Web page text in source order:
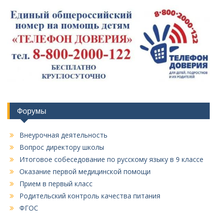
Форумы
Внеурочная деятельность
Вопрос директору школы
Итоговое собеседование по русскому языку в 9 классе
Оказание первой медицинской помощи
Прием в первый класс
Родительский контроль качества питания
ФГОС